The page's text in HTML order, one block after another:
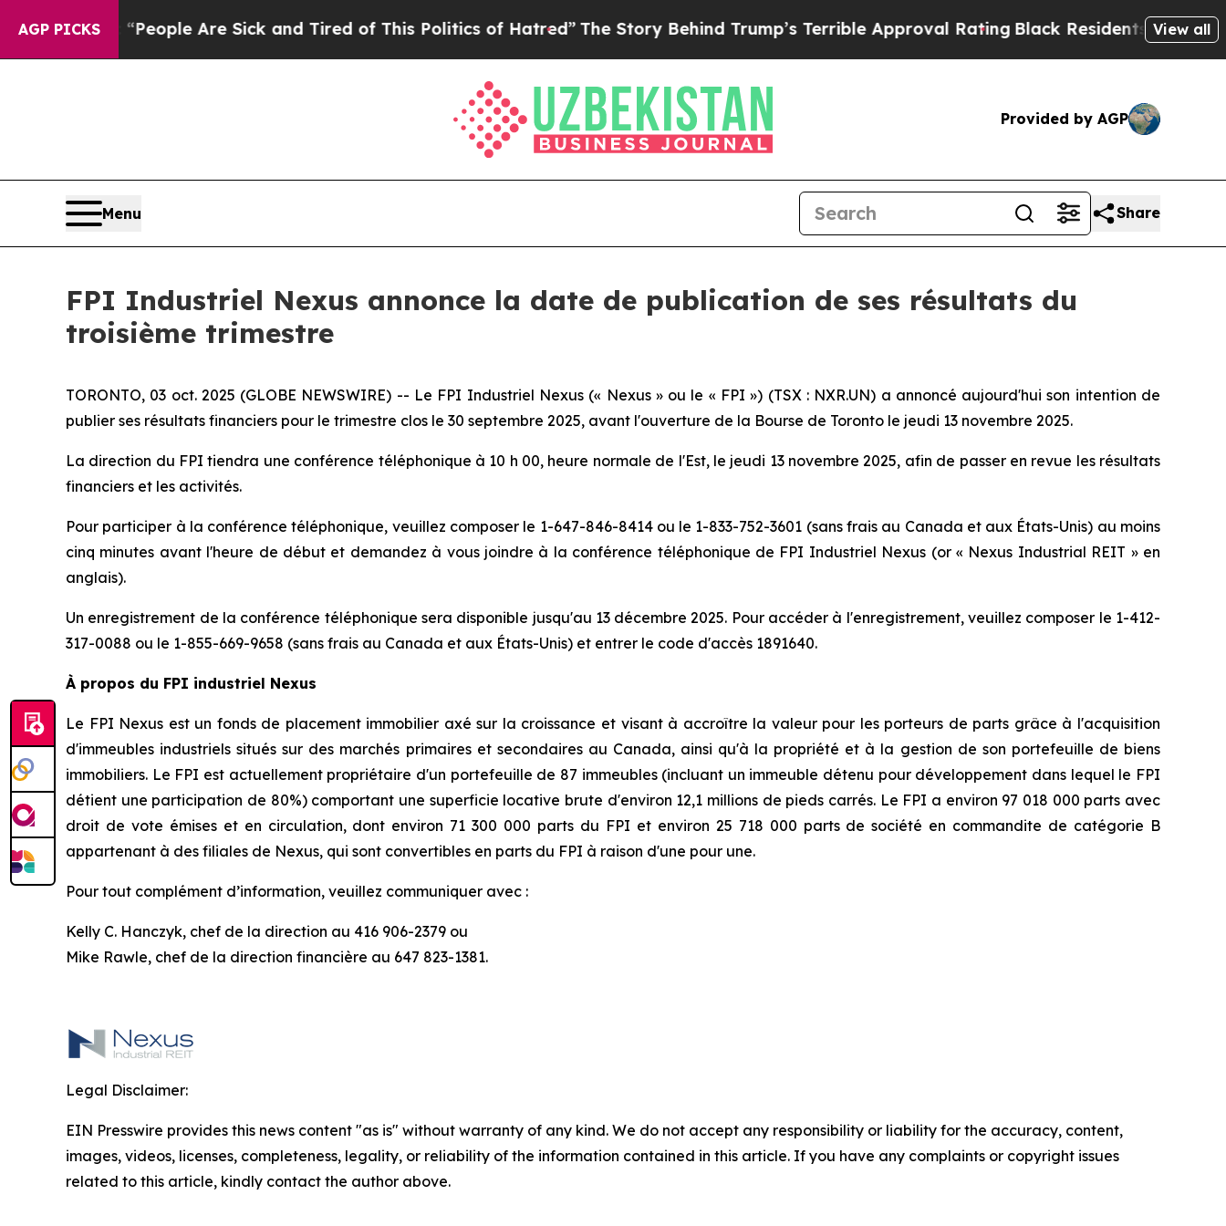
AGP PICKS
Win: “People Are Sick and Tired of This Politics of Hatred”The Story Behind Trump’s Terrible Approval RatingBlack Residents Warned of
View all
Provided by AGP
Menu Share
FPI Industriel Nexus annonce la date de publication de ses résultats du
troisième trimestre
TORONTO, 03 oct. 2025 (GLOBE NEWSWIRE) -- Le FPI Industriel Nexus (« Nexus » ou le « FPI ») (TSX : NXR.UN) a annoncé aujourd'hui son intention de
publier ses résultats financiers pour le trimestre clos le 30 septembre 2025, avant l'ouverture de la Bourse de Toronto le jeudi 13 novembre 2025.
La direction du FPI tiendra une conférence téléphonique à 10 h 00, heure normale de l'Est, le jeudi 13 novembre 2025, afin de passer en revue les résultats
financiers et les activités.
Pour participer à la conférence téléphonique, veuillez composer le 1-647-846-8414 ou le 1-833-752-3601 (sans frais au Canada et aux États-Unis) au moins
cinq minutes avant l'heure de début et demandez à vous joindre à la conférence téléphonique de FPI Industriel Nexus (or « Nexus Industrial REIT » en
anglais).
Un enregistrement de la conférence téléphonique sera disponible jusqu'au 13 décembre 2025. Pour accéder à l'enregistrement, veuillez composer le 1-412-
317-0088 ou le 1-855-669-9658 (sans frais au Canada et aux États-Unis) et entrer le code d'accès 1891640.
À propos du FPI industriel Nexus
Le FPI Nexus est un fonds de placement immobilier axé sur la croissance et visant à accroître la valeur pour les porteurs de parts grâce à l'acquisition
d'immeubles industriels situés sur des marchés primaires et secondaires au Canada, ainsi qu'à la propriété et à la gestion de son portefeuille de biens
immobiliers. Le FPI est actuellement propriétaire d'un portefeuille de 87 immeubles (incluant un immeuble détenu pour développement dans lequel le FPI
détient une participation de 80%) comportant une superficie locative brute d'environ 12,1 millions de pieds carrés. Le FPI a environ 97 018 000 parts avec
droit de vote émises et en circulation, dont environ 71 300 000 parts du FPI et environ 25 718 000 parts de société en commandite de catégorie B
appartenant à des filiales de Nexus, qui sont convertibles en parts du FPI à raison d'une pour une.
Pour tout complément d’information, veuillez communiquer avec :
Kelly C. Hanczyk, chef de la direction au 416 906-2379 ou
Mike Rawle, chef de la direction financière au 647 823-1381.
Legal Disclaimer:
EIN Presswire provides this news content "as is" without warranty of any kind. We do not accept any responsibility or liability for the accuracy, content,
images, videos, licenses, completeness, legality, or reliability of the information contained in this article. If you have any complaints or copyright issues
related to this article, kindly contact the author above.